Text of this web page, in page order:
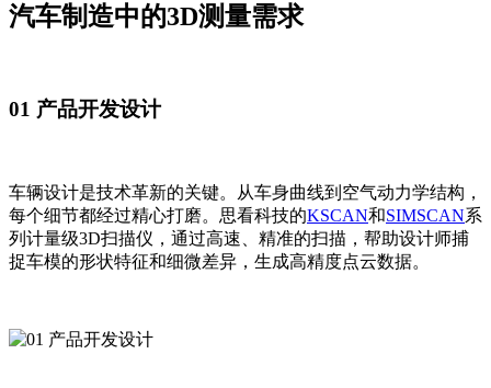
汽车制造中的3D测量需求
01 产品开发设计
车辆设计是技术革新的关键。从车身曲线到空气动力学结构，
每个细节都经过精心打磨。思看科技的KSCAN和SIMSCAN系
列计量级3D扫描仪，通过高速、精准的扫描，帮助设计师捕
捉车模的形状特征和细微差异，生成高精度点云数据。